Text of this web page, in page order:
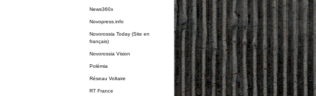
News360x
Novopress.info
Novorossia Today (Site en
français)
Novorossia Vision
Polémia
Réseau Voltaire
RT France